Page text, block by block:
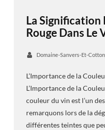
La Signification
Rouge Dans Le
Domaine-Sanvers-Et-Cotton
L’Importance de la
L’Importance de la
couleur du vin est l’un
remarquons lors de la
différentes teintes que